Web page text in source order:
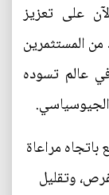
على تعزيز
من المستثمرين
في عالم تسوده
باتجاه مراعاة
وتقليل